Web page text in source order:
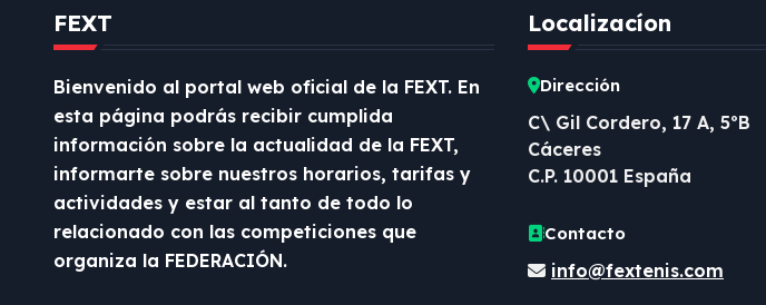
t
a
d
a
s
FEXT
Bienvenido al portal web oficial de la FEXT. En
esta página podrás recibir cumplida
información sobre la actualidad de la FEXT,
informarte sobre nuestros horarios, tarifas y
actividades y estar al tanto de todo lo
relacionado con las competiciones que
organiza la FEDERACIÓN.
Localizacíon
Dirección
C\ Gil Cordero, 17 A, 5ºB
Cáceres
C.P. 10001 España
Contacto
info@fextenis.com